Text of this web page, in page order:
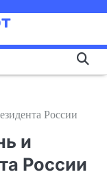
России
и
России